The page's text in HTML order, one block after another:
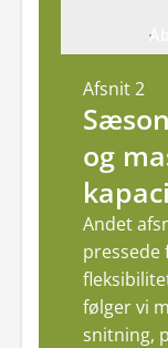
Afsnit 2
og
Andet
følger vi
snitning,